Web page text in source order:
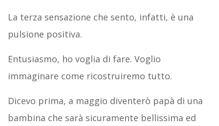
La terza sensazione che sento, infatti, è una
pulsione positiva.
Entusiasmo, ho voglia di fare. Voglio
immaginare come ricostruiremo tutto.
Dicevo prima, a maggio diventerò papà di una
bambina che sarà sicuramente bellissima ed